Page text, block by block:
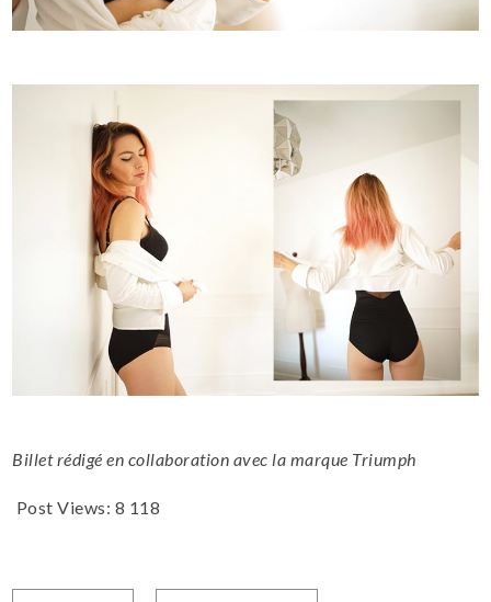
Billet rédigé en collaboration avec la marque Triumph
Post Views: 8 118